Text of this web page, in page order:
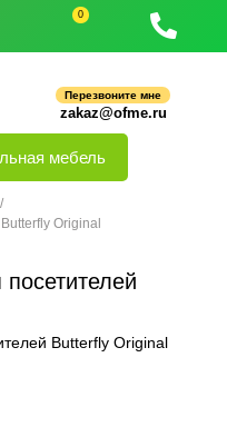
0
Перезвоните мне
zakaz@ofme.ru
мебель
/
Original